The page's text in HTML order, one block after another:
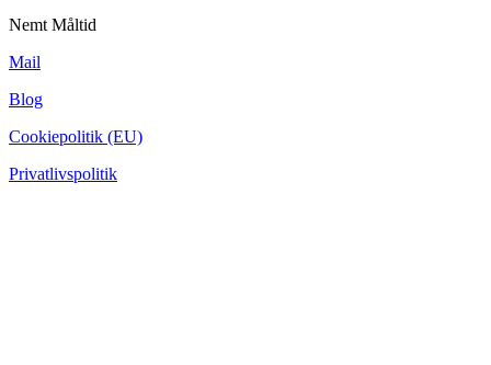
Nemt Måltid
Mail
Blog
Cookiepolitik (EU)
Privatlivspolitik